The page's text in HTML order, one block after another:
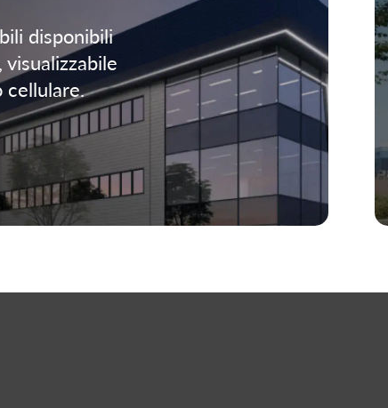
disponibili
cellulare.